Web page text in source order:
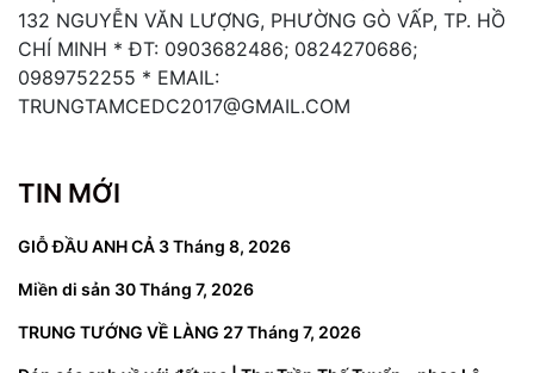
132 NGUYỄN VĂN LƯỢNG, PHƯỜNG GÒ VẤP, TP. HỒ
CHÍ MINH * ĐT: 0903682486; 0824270686;
0989752255 * EMAIL:
TRUNGTAMCEDC2017@GMAIL.COM
TIN MỚI
GIỖ ĐẦU ANH CẢ 3 Tháng 8, 2026
Miền di sản 30 Tháng 7, 2026
TRUNG TƯỚNG VỀ LÀNG 27 Tháng 7, 2026